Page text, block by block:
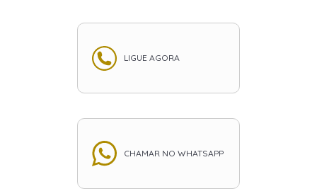
LIGUE AGORA
CHAMAR NO WHATSAPP